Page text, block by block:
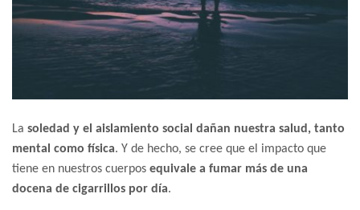
La soledad y el aislamiento social dañan nuestra salud, tanto
mental como física. Y de hecho, se cree que el impacto que
tiene en nuestros cuerpos equivale a fumar más de una
docena de cigarrillos por día.